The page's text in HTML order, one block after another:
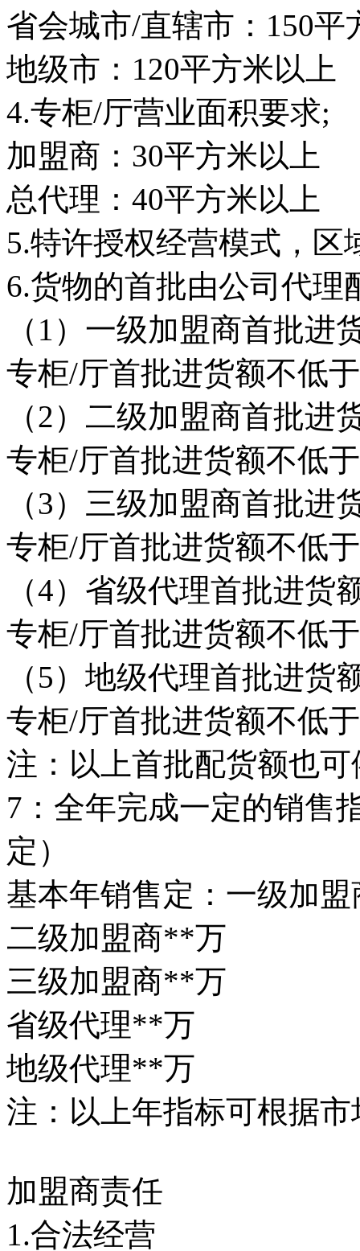
省会城市/直辖市：150平
地级市：120平方米以上
4.专柜/厅营业面积要求;
加盟商：30平方米以上
总代理：40平方米以上
5.特许授权经营模式，区
6.货物的首批由公司代理
（1）一级加盟商首批
专柜/厅首批进货额不低
（2）二级加盟商首批
专柜/厅首批进货额不低
（3）三级加盟商首批
专柜/厅首批进货额不低
（4）省级代理首批进
专柜/厅首批进货额不低
（5）地级代理首批进
专柜/厅首批进货额不低
注：以上首批配货额也
7：全年完成一定的销售
定）
基本年销售定：一级加
二级加盟商**万
三级加盟商**万
省级代理**万
地级代理**万
注：以上年指标可根据
加盟商责任
1.合法经营